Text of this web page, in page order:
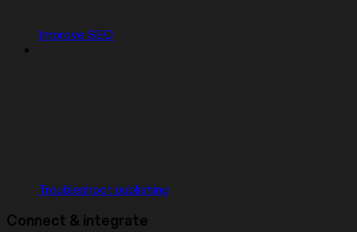
Improve SEO
Troubleshoot publishing
Connect & integrate